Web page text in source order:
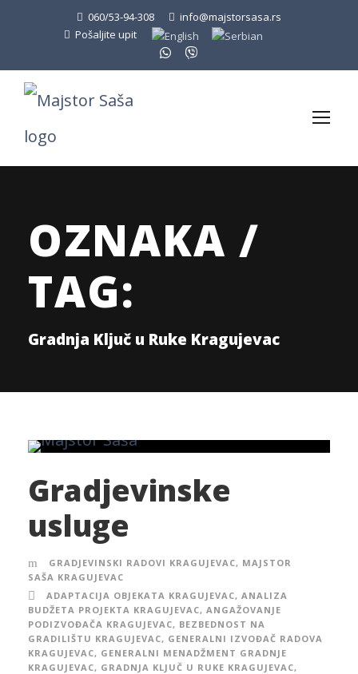
060/53-94-308
info@majstorsasa.rs
Pošaljite upit
OZNAKA /
TAG:
Gradnja Ključ u Ruke Kragujevac
Gradjevinske
usluge
GRADJEVINSKI RADOVI KRAGUJEVAC, MAJSTOR
SAŠA KRAGUJEVAC
ADAPTACIJA OBJEKATA KRAGUJEVAC, ANALIZA
BUDŽETA PROJEKTA KRAGUJEVAC, ANGAŽOVANJE
PODIZVOĐAČA KRAGUJEVAC, BEZBEDNOST NA
GRADILIŠTU KRAGUJEVAC, GENERALNI IZVOĐAČ RADOVA
KRAGUJEVAC, GENERALNI MENADŽMENT GRADNJE
KRAGUJEVAC, GRADNJA KLJUČ U RUKE KRAGUJEVAC,